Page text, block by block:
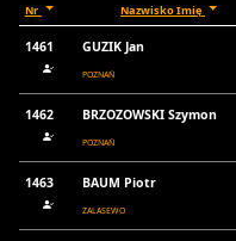
Nr Nazwisko Imię
1461 GUZIK Jan
POZNAŃ
1462 BRZOZOWSKI Szymon
POZNAŃ
1463 BAUM Piotr
ZALASEWO